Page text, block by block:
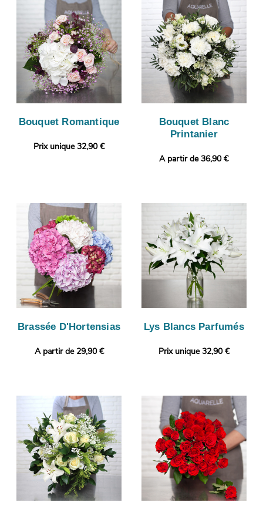
Bouquet Romantique
Prix unique 32,90 €
Bouquet Blanc
Printanier
A partir de 36,90 €
Brassée D'Hortensias
A partir de 29,90 €
Lys Blancs Parfumés
Prix unique 32,90 €